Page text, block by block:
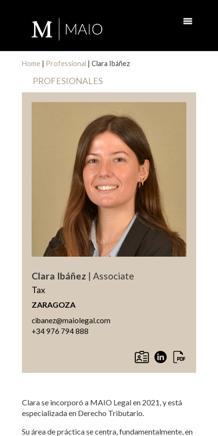
Home| Professional | Clara Ibáñez
PROFESIONALES
Clara Ibáñez | Associate
Tax
ZARAGOZA
cibanez@maiolegal.com
+34 976 794 888
Clara se incorporó a MAIO Legal en 2021, y está
especializada en Derecho Tributario.
Su área de práctica se centra, fundamentalmente, en